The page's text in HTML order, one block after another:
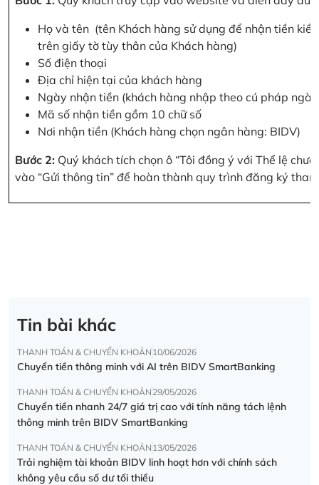
Họ và tên (tên Khách hàng sử dụng để nhận tiền
trên giấy tờ tùy thân của Khách hàng)
Số điện thoại
Địa chỉ hiện tại của khách hàng
Ngày nhận tiền (khách hàng nhập theo cú pháp
Mã số nhận tiền gồm 10 chữ số
Nơi nhận tiền (Khách hàng chọn ngân hàng: BIDV)
Bước 2: Quý khách tích chọn ô “Tôi đồng ý với Thể lệ
vào “Gửi thông tin” để hoàn thành quy trình đăng ký
Tin bài khác
THANH TOÁN & CHUYỂN KHOẢN 10/06/2026
Chuyển tiền thông minh với AI trên BIDV SmartBanking
THANH TOÁN & CHUYỂN KHOẢN 29/05/2026
Chuyển tiền nhanh 24/7 giá trị cao với tính năng tách lệnh
thông minh trên BIDV SmartBanking
THANH TOÁN & CHUYỂN KHOẢN 13/05/2026
Trải nghiệm tài khoản BIDV linh hoạt hơn với chính sách
không yêu cầu số dư tối thiểu